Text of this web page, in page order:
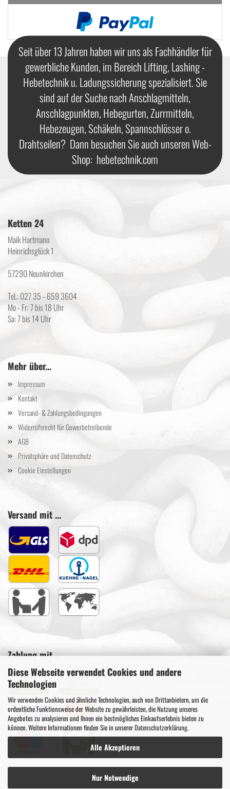
Diese Webseite verwendet Cookies und andere
Technologien
Wir verwenden Cookies und ähnliche Technologien, auch von Drittanbietern, um die
ordentliche Funktionsweise der Website zu gewährleisten, die Nutzung unseres
Angebotes zu analysieren und Ihnen ein bestmögliches Einkaufserlebnis bieten zu
können. Weitere Informationen finden Sie in unsererDatenschutzerklärung.
Alle Akzeptieren
Nur Notwendige
Seit über 13 Jahren haben wir uns als Fachhändler für
gewerbliche Kunden, im Bereich Lifting, Lashing -
Hebetechnik u. Ladungssicherung spezialisiert. Sie
sind auf der Suche nach Anschlagmitteln,
Anschlagpunkten, Hebegurten, Zurrmitteln,
Hebezeugen, Schäkeln, Spannschlösser o.
Drahtseilen? Dann besuchen Sie auch unseren Web-
Shop: hebetechnik.com
Ketten 24
Maik Hartmann
Heinrichsglück 1
57290 Neunkirchen
Tel.: 027 35 - 659 3604
Mo - Fr: 7 bis 18 Uhr
Sa: 7 bis 14 Uhr
Mehr über...
Impressum
Kontakt
Versand- & Zahlungsbedingungen
Widerrufsrecht für Gewerbetreibende
AGB
Privatsphäre und Datenschutz
Cookie Einstellungen
Versand mit ...
Zahlung mit ...